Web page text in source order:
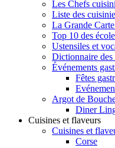
Les Chefs
Liste des
La Grande
Top 10 des
Ustensiles et
Dictionnaire des
Événements
Fêtes
Argot de
Diner
Cuisines et flaveurs
Cuisines et
Corse